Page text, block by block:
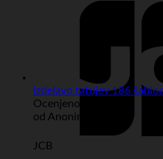
JCB
izdelavo tatujev 186
Ocenjeno
od Anonimno